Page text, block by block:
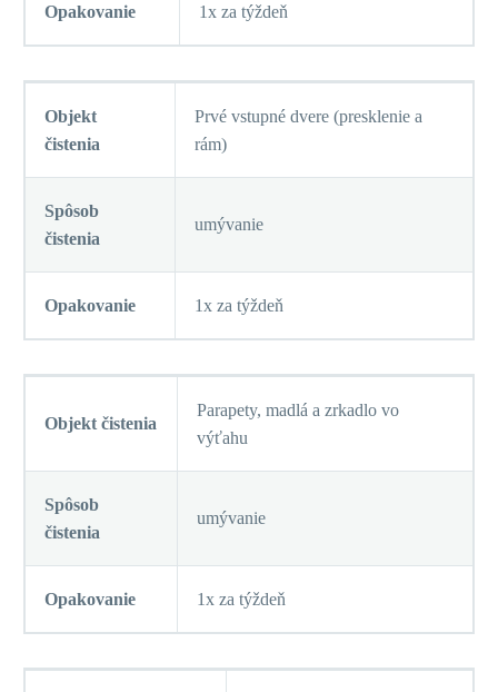
Opakovanie 1x za týždeň
Objekt
čistenia
Prvé vstupné dvere (presklenie a
rám)
Spôsob
čistenia
umývanie
Opakovanie 1x za týždeň
Objekt čistenia
Parapety, madlá a zrkadlo vo
výťahu
Spôsob
čistenia
umývanie
Opakovanie 1x za týždeň